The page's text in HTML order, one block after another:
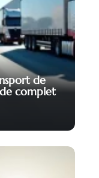
de
complet